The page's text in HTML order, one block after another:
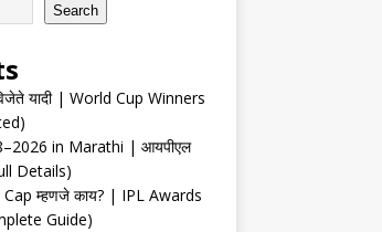
Search
यादी | World Cup Winners
in Marathi | आयपीएल
Details)
म्हणजे काय? | IPL Awards
Guide)